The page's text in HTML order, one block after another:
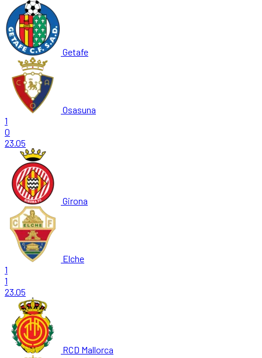
Getafe
Osasuna
1
0
23.05
Girona
Elche
1
1
23.05
RCD Mallorca